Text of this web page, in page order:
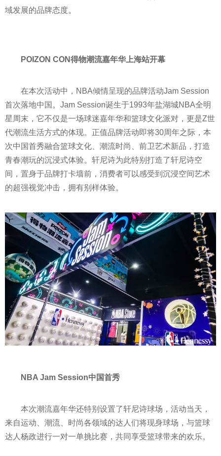
域发展的品牌态度。
POIZON CON得物潮流嘉年华上海站开幕
在本次活动中，NBA倾情呈现的品牌活动Jam Session
首次落地中国。Jam Session诞生于1993年盐湖城NBA全明
星周末，它不仅是一场球迷嘉年华和篮球文化派对，更是Z世
代潮流生活方式的体现。正值品牌活动即将30周年之际，本
次中国首秀融合篮球文化、潮流时尚、前卫艺术新品，打造
青春潮玩的沉浸式体验。轩尼诗为此特别打造了轩尼诗空
间，置身于品牌打卡墙前，消费者可以感受到沉浸空间艺术
的超强视觉冲击，拥有别样体验。
NBA Jam Session中国首秀
本次潮流嘉年华还特别设置了轩尼诗球场，活动当天，
来自运动、潮流、时尚各领域的达人们将现身球场，与篮球
达人杨政进行一对一单挑比赛，共同享受篮球带来的欢乐。